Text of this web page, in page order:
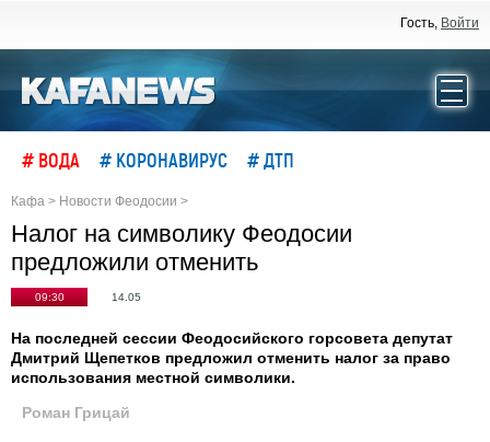
Гость, Войти
# ВОДА # КОРОНАВИРУС # ДТП
Кафа > Новости Феодосии >
Налог на символику Феодосии
предложили отменить
09:30 14.05
На последней сессии Феодосийского горсовета депутат
Дмитрий Щепетков предложил отменить налог за право
использования местной символики.
Роман Грицай